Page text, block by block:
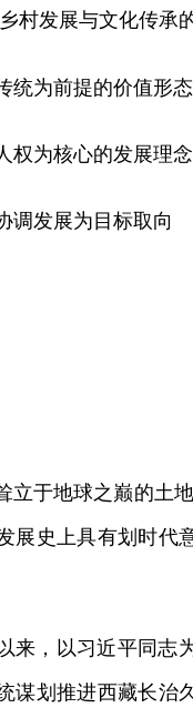
发展与文化传承
为前提的价值形态
为核心的发展理念
发展为目标取向
于地球之巅的土地
展史上具有划时代
，以习近平同志为
谋划推进西藏长治